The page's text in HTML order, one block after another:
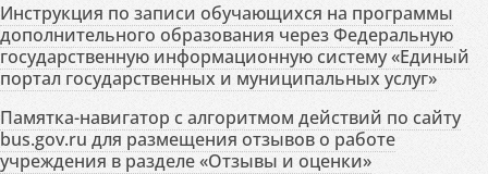
Инструкция по записи обучающихся на программы
дополнительного образования через Федеральную
государственную информационную систему «Единый
портал государственных и муниципальных услуг»
Памятка-навигатор с алгоритмом действий по сайту
bus.gov.ru для размещения отзывов о работе
учреждения в разделе «Отзывы и оценки»